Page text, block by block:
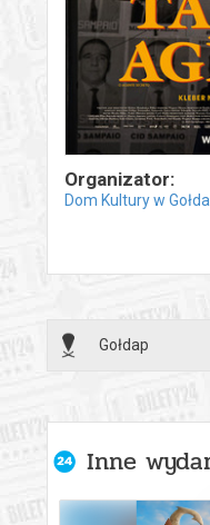
Organizator:
Dom Kultury w
Gołdap
Inne